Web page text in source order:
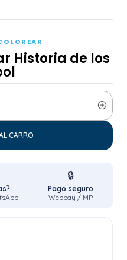
Historia de los
CARRO
🔒
Pago seguro
Webpay / MP